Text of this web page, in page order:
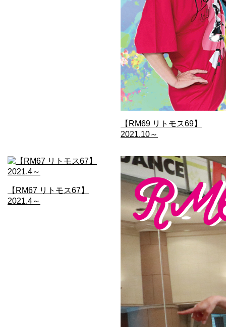
【RM69 リトモス69】
2021.10～
【RM67 リトモス67】
2021.4～